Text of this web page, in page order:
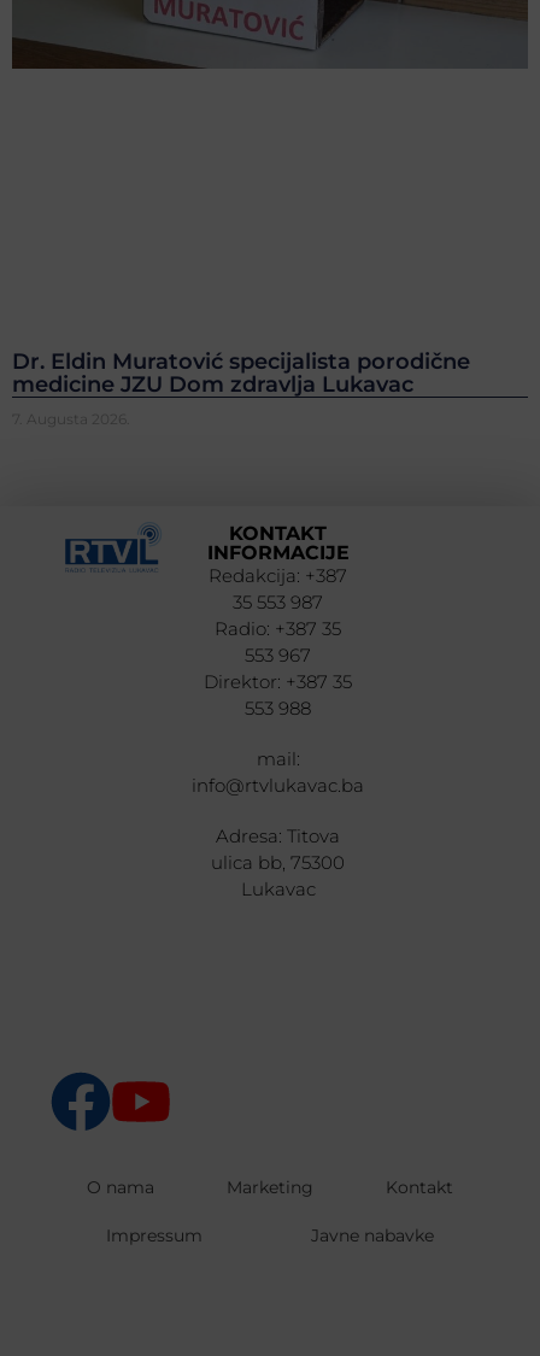
Dr. Eldin Muratović specijalista porodične
medicine JZU Dom zdravlja Lukavac
7. Augusta 2026.
KONTAKT
INFORMACIJE
Redakcija: +387
35 553 987
Radio: +387 35
553 967
Direktor: +387 35
553 988
mail:
info@rtvlukavac.ba
Adresa: Titova
ulica bb, 75300
Lukavac
O nama Marketing Kontakt
Impressum Javne nabavke